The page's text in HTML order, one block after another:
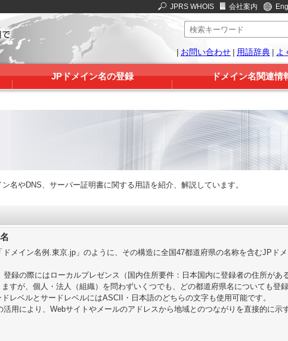
JPRS WHOIS 会社案内
| お問い合わせ | 用語辞典 | よ
JPドメイン名の登録 ドメイン名関連情
名やDNS、サーバー証明書に関する用語を紹介、解説しています。
ドメイン名例.東京.jp」のように、その構造に全国47都道府県の名称を含むJPド
録の際にはローカルプレゼンス（国内住所要件：日本国内に登録者の住所がある
すが、個人・法人（組織）を問わずいくつでも、どの都道府県名についても登
レベルとサードレベルにはASCII・日本語のどちらの文字も使用可能です。
用により、Webサイトやメールのアドレスから地域とのつながりを直接的に示